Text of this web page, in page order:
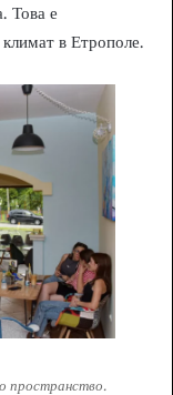
Това е
в Етрополе.
пространство.